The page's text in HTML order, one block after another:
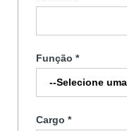
Função *
Cargo *